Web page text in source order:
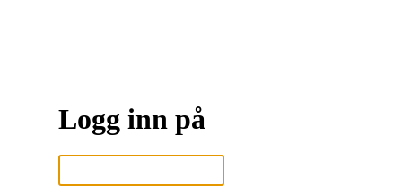
Logg inn på